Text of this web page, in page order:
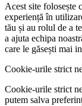
Acest site folosește
experiență în
tău și au rolul de a
a ajuta echipa
care le găsești mai
Cookie-urile strict
Cookie-urile strict
putem salva